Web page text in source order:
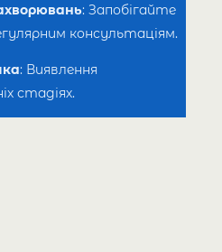
: Запобігайте
консультаціям.
: Виявлення
стадіях.